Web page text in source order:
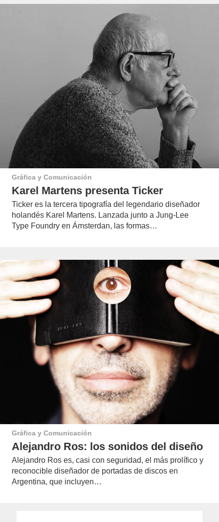
Gráfica y Comunicación
Karel Martens presenta Ticker
Ticker es la tercera tipografía del legendario diseñador
holandés Karel Martens. Lanzada junto a Jung-Lee
Type Foundry en Ámsterdan, las formas…
Gráfica y Comunicación
Alejandro Ros: los sonidos del diseño
Alejandro Ros es, casi con seguridad, el más prolífico y
reconocible diseñador de portadas de discos en
Argentina, que incluyen…